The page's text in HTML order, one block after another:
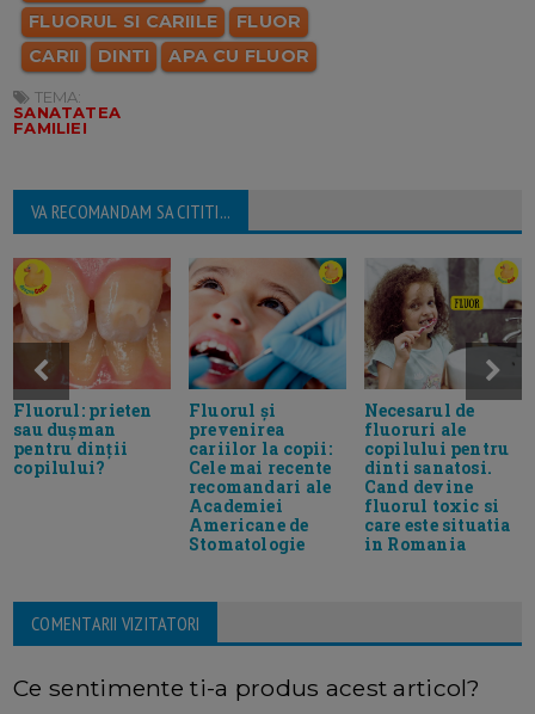
FLUORUL SI CARIILE
FLUOR
CARII
DINTI APA CU FLUOR
TEMA:
SANATATEA
FAMILIEI
VA RECOMANDAM SA CITITI...
Fluorul: prieten
sau dușman
pentru dinții
copilului?
Fluorul și
prevenirea
cariilor la copii:
Cele mai recente
recomandari ale
Academiei
Americane de
Stomatologie
Necesarul de
fluoruri ale
copilului pentru
dinti sanatosi.
Cand devine
fluorul toxic si
care este situatia
in Romania
COMENTARII VIZITATORI
Ce sentimente ti-a produs acest articol?